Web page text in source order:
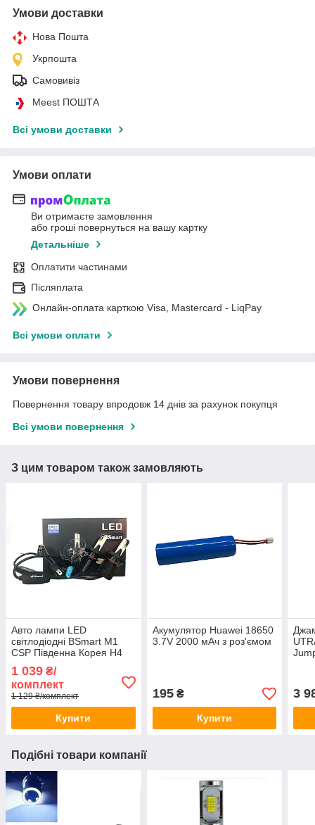
Умови доставки
Нова Пошта
Укрпошта
Самовивіз
Meest ПОШТА
Всі умови доставки
Умови оплати
Ви отримаєте замовлення
або гроші повернуться на вашу картку
Детальніше
Оплатити частинами
Післяплата
Онлайн-оплата карткою Visa, Mastercard - LiqPay
Всі умови оплати
Умови повернення
Повернення товару впродовж 14 днів за рахунок покупця
Всі умови повернення
З цим товаром також замовляють
Авто лампи LED
світлодіодні BSmart M1
CSP Південна Корея H4
8000Лм 40Вт 12-24В
1 039 ₴/
комплект
1 129 ₴/комплект
Купити
Акумулятор Huawei 18650
3.7V 2000 мАч з роз'ємом
195₴
Купити
3
Подібні товари компанії